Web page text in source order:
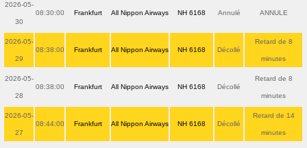
2026-05-
30
08:30:00 Frankfurt All Nippon Airways NH 6168 Annulé ANNULE
2026-05-
29
08:38:00 Frankfurt All Nippon Airways NH 6168 Décollé
Retard de 8
minutes
2026-05-
28
08:38:00 Frankfurt All Nippon Airways NH 6168 Décollé
Retard de 8
minutes
2026-05-
27
08:44:00 Frankfurt All Nippon Airways NH 6168 Décollé
Retard de 14
minutes